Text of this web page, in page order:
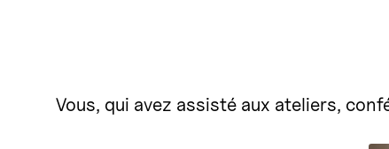
Vous, qui avez assisté aux ateliers,